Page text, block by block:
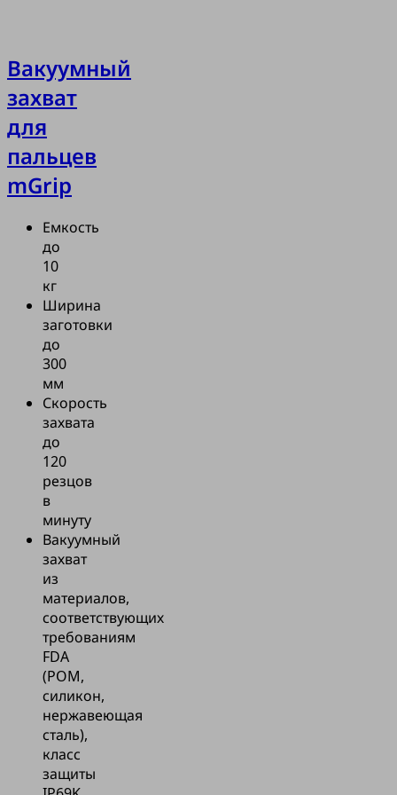
Вакуумный
захват
для
пальцев
mGrip
Емкость
до
10
кг
Ширина
заготовки
до
300
мм
Скорость
захвата
до
120
резцов
в
минуту
Вакуумный
захват
из
материалов,
соответствующих
требованиям
FDA
(POM,
силикон,
нержавеющая
сталь),
класс
защиты